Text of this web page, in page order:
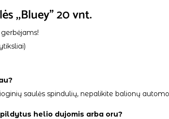
,,Bluey” 20 vnt.
saulės spindulių, nepalikite balionų
helio dujomis arba oru?